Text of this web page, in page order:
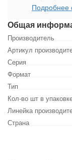
Общая
Производитель
Артикул
Серия
Формат
Тип
Кол-во шт в
Линейка
Страна
Подробнее